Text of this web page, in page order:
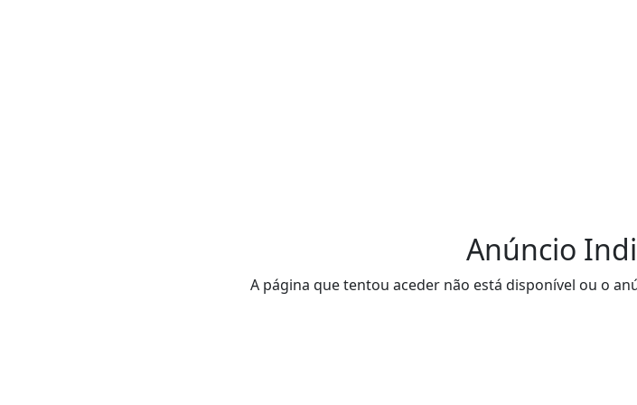
Anúncio
A página que tentou aceder não está disponível ou o